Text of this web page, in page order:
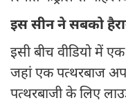
इस सीन ने सबको
इसी बीच वीडियो में
जहां एक पत्थरबाज
पत्थरबाजी के लिए